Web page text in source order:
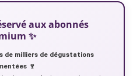
aux abonnés
✨
de milliers de dégustations
🍷